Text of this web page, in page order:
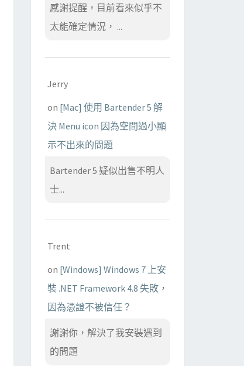
感謝提醒，目前看來似乎不
太能確定情況， ...
Jerry
on [Mac] 使用 Bartender 5 解
決 Menu icon 因為空間過小顯
示不出來的問題
Bartender 5 疑似出售不明人
士...
Trent
on [Windows] Windows 7 上安
裝 .NET Framework 4.8 失敗，
因為憑證不被信任？
謝謝你，解決了我安裝遇到
的問題